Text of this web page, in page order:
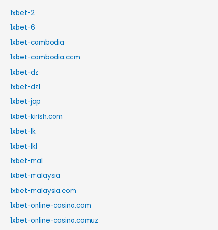
1xbet-2
1xbet-6
1xbet-cambodia
1xbet-cambodia.com
1xbet-dz
1xbet-dz1
1xbet-jap
1xbet-kirish.com
1xbet-lk
1xbet-lk1
1xbet-mal
1xbet-malaysia
1xbet-malaysia.com
1xbet-online-casino.com
1xbet-online-casino.comuz